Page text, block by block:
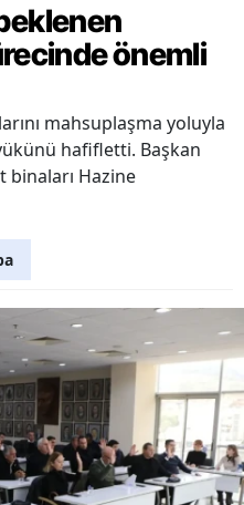
önemli
mahsuplaşma yoluyla
hafifletti. Başkan
binaları Hazine